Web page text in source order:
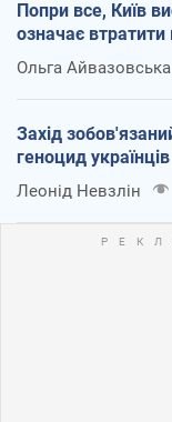
Попри все, Київ
означає втратити
Ольга Айвазовська
Захід
геноцид українців
Леонід Невзлін